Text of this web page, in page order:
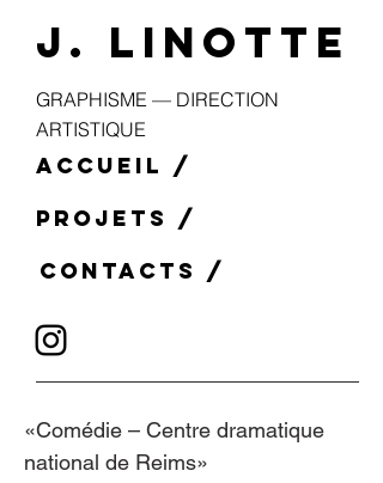
J. LINOTTE
GRAPHISME — DIRECTION
ARTISTIQUE
ACCUEIL /
PROJETS /
CONTACTS /
«Comédie – Centre dramatique
national de Reims»